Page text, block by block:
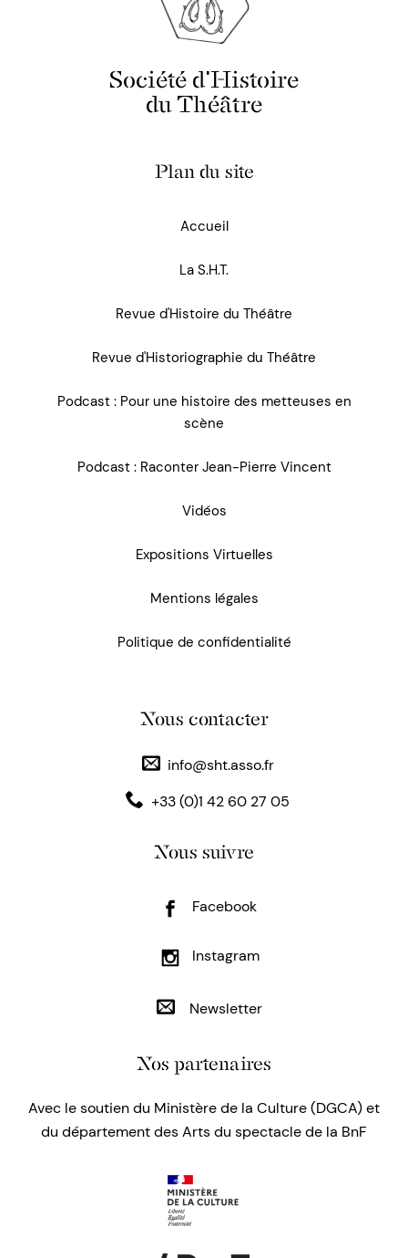
Société d'Histoire
du Théâtre
Plan du site
Accueil
La S.H.T.
Revue d'Histoire du Théâtre
Revue d'Historiographie du Théâtre
Podcast : Pour une histoire des metteuses en
scène
Podcast : Raconter Jean-Pierre Vincent
Vidéos
Expositions Virtuelles
Mentions légales
Politique de confidentialité
Nous contacter
info@sht.asso.fr
+33 (0)1 42 60 27 05
Nous suivre
Facebook
Instagram
Newsletter
Nos partenaires
Avec le soutien du Ministère de la Culture (DGCA) et
du département des Arts du spectacle de la BnF